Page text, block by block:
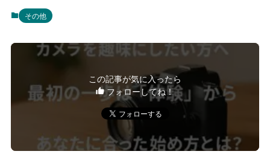
その他
この記事が気に入ったら
フォローしてね！